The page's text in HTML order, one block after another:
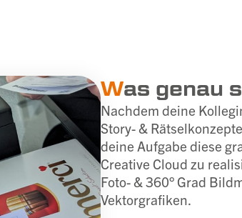
Was genau
Nachdem deine
Story- &
deine Aufgabe diese
Creative Cloud zu
Foto- & 360° Grad
Vektorgrafiken.